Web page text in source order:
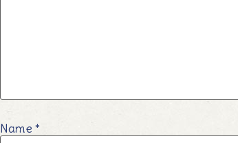
Name *